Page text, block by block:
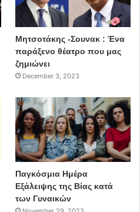
Μητσοτάκης -Σουνακ : Ένα
παράξενο θέατρο που μας
ζημιώνει
December 3, 2023
Παγκόσμια Ημέρα
Εξάλειψης της Βίας κατά
των Γυναικών